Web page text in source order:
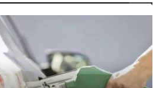
توضح
حقيقة
في